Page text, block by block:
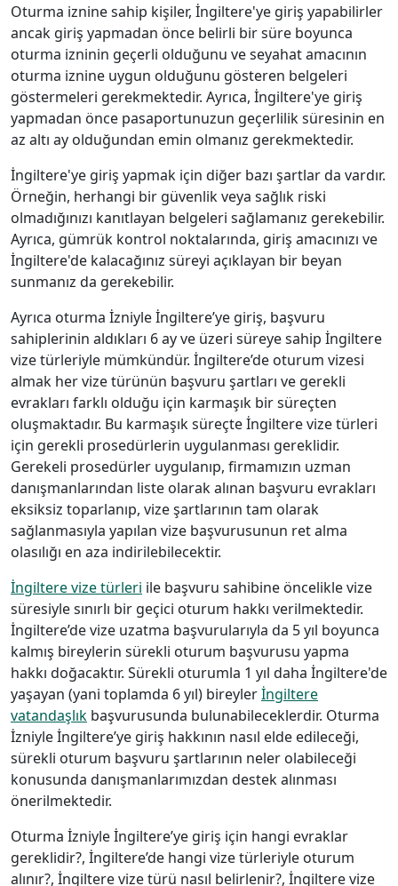
Oturma iznine sahip kişiler, İngiltere'ye giriş yapabilirler
ancak giriş yapmadan önce belirli bir süre boyunca
oturma izninin geçerli olduğunu ve seyahat amacının
oturma iznine uygun olduğunu gösteren belgeleri
göstermeleri gerekmektedir. Ayrıca, İngiltere'ye giriş
yapmadan önce pasaportunuzun geçerlilik süresinin en
az altı ay olduğundan emin olmanız gerekmektedir.
İngiltere'ye giriş yapmak için diğer bazı şartlar da vardır.
Örneğin, herhangi bir güvenlik veya sağlık riski
olmadığınızı kanıtlayan belgeleri sağlamanız gerekebilir.
Ayrıca, gümrük kontrol noktalarında, giriş amacınızı ve
İngiltere'de kalacağınız süreyi açıklayan bir beyan
sunmanız da gerekebilir.
Ayrıca oturma İzniyle İngiltere’ye giriş, başvuru
sahiplerinin aldıkları 6 ay ve üzeri süreye sahip İngiltere
vize türleriyle mümkündür. İngiltere’de oturum vizesi
almak her vize türünün başvuru şartları ve gerekli
evrakları farklı olduğu için karmaşık bir süreçten
oluşmaktadır. Bu karmaşık süreçte İngiltere vize türleri
için gerekli prosedürlerin uygulanması gereklidir.
Gerekeli prosedürler uygulanıp, firmamızın uzman
danışmanlarından liste olarak alınan başvuru evrakları
eksiksiz toparlanıp, vize şartlarının tam olarak
sağlanmasıyla yapılan vize başvurusunun ret alma
olasılığı en aza indirilebilecektir.
İngiltere vize türleri ile başvuru sahibine öncelikle vize
süresiyle sınırlı bir geçici oturum hakkı verilmektedir.
İngiltere’de vize uzatma başvurularıyla da 5 yıl boyunca
kalmış bireylerin sürekli oturum başvurusu yapma
hakkı doğacaktır. Sürekli oturumla 1 yıl daha İngiltere'de
yaşayan (yani toplamda 6 yıl) bireylerİngiltere
vatandaşlık başvurusunda bulunabileceklerdir. Oturma
İzniyle İngiltere’ye giriş hakkının nasıl elde edileceği,
sürekli oturum başvuru şartlarının neler olabileceği
konusunda danışmanlarımızdan destek alınması
önerilmektedir.
Oturma İzniyle İngiltere’ye giriş için hangi evraklar
gereklidir?, İngiltere’de hangi vize türleriyle oturum
alınır?, İngiltere vize türü nasıl belirlenir?, İngiltere vize